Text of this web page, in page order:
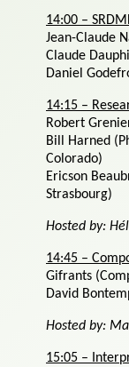
14:00 –
Jean-Claude
Claude
Daniel
14:15 –
Robert
Bill Harned
Colorado)
Ericson
Strasbourg)
Hosted by:
14:45 –
Gifrants
David
Hosted by:
15:05 –